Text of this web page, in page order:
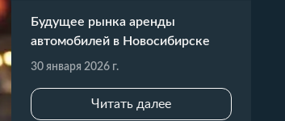
Будущее рынка аренды
автомобилей в Новосибирске
30 января 2026 г.
Читать далее